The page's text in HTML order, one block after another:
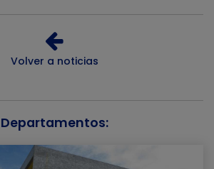
Volver a noticias
Departamentos: